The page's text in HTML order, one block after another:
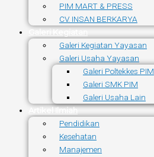
PIM MART & PRESS
CV. INSAN BERKARYA
Galeri Kegiatan
Galeri Kegiatan Yayasan
Galeri Usaha Yayasan
Galeri Poltekkes PIM
Galeri SMK PIM
Galeri Usaha Lain
Artikel Ilmiah
Pendidikan
Kesehatan
Manajemen